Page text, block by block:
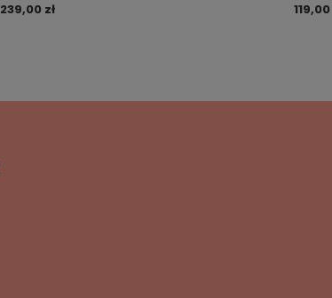
239,00 zł 119,00